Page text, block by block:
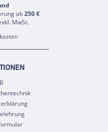
ab250 €
MwSt.